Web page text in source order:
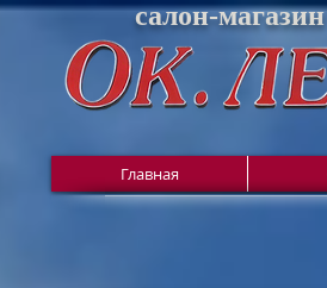
Главная
салон-магазин